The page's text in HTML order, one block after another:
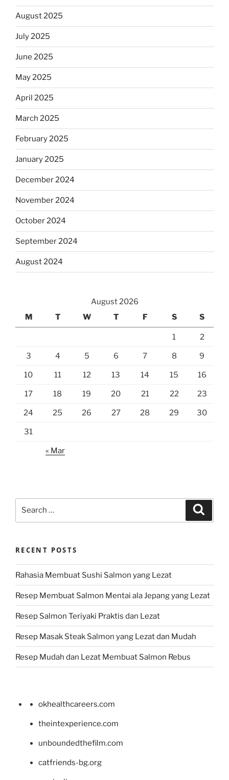
August 2025
July 2025
June 2025
May 2025
April 2025
March 2025
February 2025
January 2025
December 2024
November 2024
October 2024
September 2024
August 2024
August 2026
M
T W T F S S
1 2
3 4 5 6 7 8 9
10 11 12 13 14 15 16
17 18 19 20 21 22 23
24 25 26 27 28 29 30
31
« Mar
RECENT POSTS
Rahasia Membuat Sushi Salmon yang Lezat
Resep Membuat Salmon Mentai ala Jepang yang Lezat
Resep Salmon Teriyaki Praktis dan Lezat
Resep Masak Steak Salmon yang Lezat dan Mudah
Resep Mudah dan Lezat Membuat Salmon Rebus
okhealthcareers.com
theintexperience.com
unboundedthefilm.com
catfriends-bg.org